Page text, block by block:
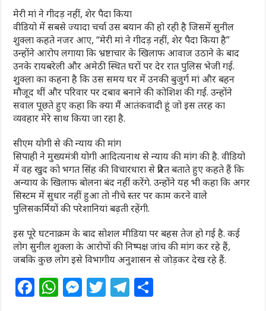
मेरी मां ने गीदड़ नहीं, शेर पैदा किया
वीडियो में सबसे ज्यादा चर्चा उस बयान की हो रही है जिसमें सुनील
शुक्ला कहते नजर आए, “मेरी मां ने गीदड़ नहीं, शेर पैदा किया है”
उन्होंने आरोप लगाया कि भ्रष्टाचार के खिलाफ आवाज उठाने के बाद
उनके रायबरेली और अमेठी स्थित घरों पर देर रात पुलिस भेजी गई.
शुक्ला का कहना है कि उस समय घर में उनकी बुजुर्ग मां और बहन
मौजूद थीं और परिवार पर दबाव बनाने की कोशिश की गई. उन्‍होंने
सवाल पूछते हुए कहा कि क्‍या मैं आतंकवादी हूं जो इस तरह का
व्यवहार मेरे साथ किया जा रहा है.
सीएम योगी से की न्याय की मांग
सिपाही ने मुख्यमंत्री योगी आदित्यनाथ से न्याय की मांग की है. वीडियो
में वह खुद को भगत सिंह की विचारधारा से प्रेरित बताते हुए कहते हैं कि
अन्याय के खिलाफ बोलना बंद नहीं करेंगे. उन्होंने यह भी कहा कि अगर
सिस्टम में सुधार नहीं हुआ तो नीचे स्तर पर काम करने वाले
पुलिसकर्मियों की परेशानियां बढ़ती रहेंगी.
इस पूरे घटनाक्रम के बाद सोशल मीडिया पर बहस तेज हो गई है. कई
लोग सुनील शुक्ला के आरोपों की निष्पक्ष जांच की मांग कर रहे हैं,
जबकि कुछ लोग इसे विभागीय अनुशासन से जोड़कर देख रहे हैं.
F W M T T